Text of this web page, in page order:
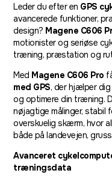
Leder du efter en GPS
avancerede funktioner,
design? Magene C606
motionister og seriøse
træning, præstation og
Med Magene C606 Pro
med GPS, der hjælper
og optimere din træning.
nøjagtige målinger, stabil
overskuelig skærm, hvor
både på landevejen,
Avanceret
træningsdata